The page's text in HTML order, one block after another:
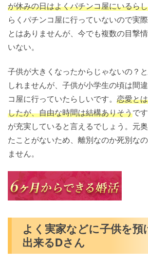
が休みの日はよくパチンコ屋にいるら
らくパチンコ屋に行っていないので実
とはありませんが、今でも複数の目撃
いない。
子供が大きくなったからじゃないの？
しれませんが、子供が小学生の頃は間
コ屋に行っていたらしいです。 恋愛と
したが、自由な時間は結構ありそうで
が充実していると言えるでしょう。元
たことがないため、離別なのか死別な
ません。
よく実家などに子供を預
出来るDさん